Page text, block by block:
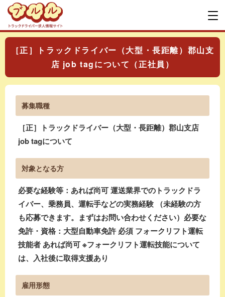
［正］トラックドライバー（大型・長距離）郡山支
店 job tagについて（正社員）
募集職種
［正］トラックドライバー（大型・長距離）郡山支店
job tagについて
対象となる方
必要な経験等：あれば尚可 運送業界でのトラックドラ
イバー、乗務員、運転手などの実務経験 （未経験の方
も応募できます。まずはお問い合わせください）必要な
免許・資格：大型自動車免許 必須 フォークリフト運転
技能者 あれば尚可 ※フォークリフト運転技能について
は、入社後に取得支援あり
雇用形態